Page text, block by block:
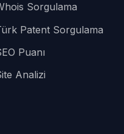
Sorgulama
Patent Sorgulama
Puanı
Analizi